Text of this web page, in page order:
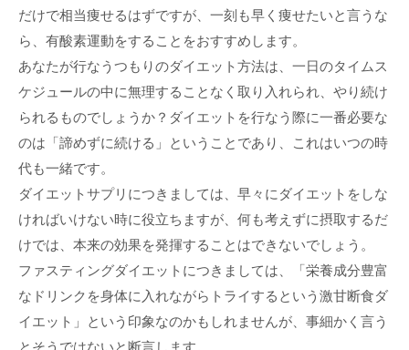
だけで相当痩せるはずですが、一刻も早く痩せたいと言うな
ら、有酸素運動をすることをおすすめします。
あなたが行なうつもりのダイエット方法は、一日のタイムス
ケジュールの中に無理することなく取り入れられ、やり続け
られるものでしょうか？ダイエットを行なう際に一番必要な
のは「諦めずに続ける」ということであり、これはいつの時
代も一緒です。
ダイエットサプリにつきましては、早々にダイエットをしな
ければいけない時に役立ちますが、何も考えずに摂取するだ
けでは、本来の効果を発揮することはできないでしょう。
ファスティングダイエットにつきましては、「栄養成分豊富
なドリンクを身体に入れながらトライするという激甘断食ダ
イエット」という印象なのかもしれませんが、事細かく言う